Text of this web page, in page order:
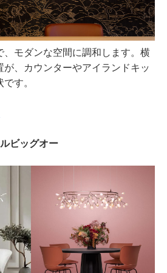
、モダンな空間に調和します。横
、カウンターやアイランドキッ
す。
ビッグオー